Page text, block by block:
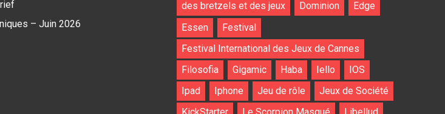
– Juin 2026
des bretzels et des jeux
Dominion
Edge
Essen
Festival
Festival International des Jeux de Cannes
Filosofia
Gigamic Haba Iello
IOS
Ipad
Iphone Jeu de rôle
Jeux de Société